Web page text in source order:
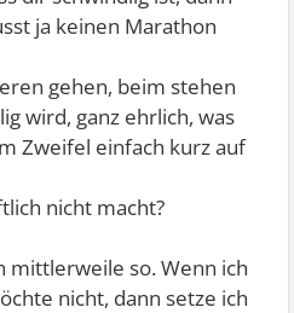
ja keinen Marathon
gehen, beim stehen
wird, ganz ehrlich, was
Zweifel einfach kurz auf
nicht macht?
mittlerweile so. Wenn ich
nicht, dann setze ich